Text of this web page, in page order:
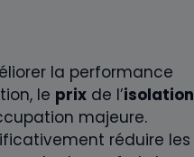
la performance
le prix de l’isolation
majeure.
réduire les